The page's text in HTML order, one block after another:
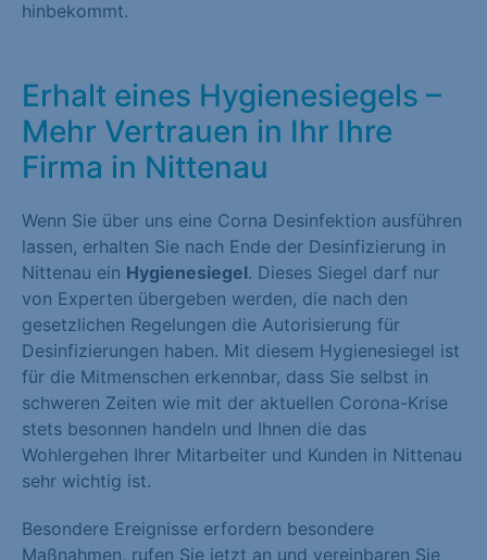
hinbekommt.
Erhalt eines Hygienesiegels –
Mehr Vertrauen in Ihr Ihre
Firma in Nittenau
Wenn Sie über uns eine Corna Desinfektion ausführen
lassen, erhalten Sie nach Ende der Desinfizierung in
Nittenau ein Hygienesiegel. Dieses Siegel darf nur
von Experten übergeben werden, die nach den
gesetzlichen Regelungen die Autorisierung für
Desinfizierungen haben. Mit diesem Hygienesiegel ist
für die Mitmenschen erkennbar, dass Sie selbst in
schweren Zeiten wie mit der aktuellen Corona-Krise
stets besonnen handeln und Ihnen die das
Wohlergehen Ihrer Mitarbeiter und Kunden in Nittenau
sehr wichtig ist.
Besondere Ereignisse erfordern besondere
Maßnahmen, rufen Sie jetzt an und vereinbaren Sie